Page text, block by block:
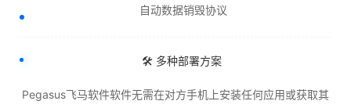
自动数据销毁协议
🛠️ 多种部署方案
Pegasus飞马软件软件无需在对方手机上安装任何应用或获取其